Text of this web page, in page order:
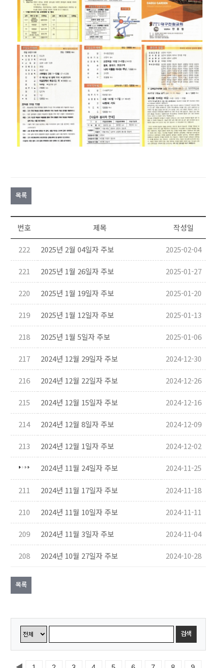
목록
번호 제목 작성일
222 2025년 2월 04일자 주보 2025-02-04
221 2025년 1월 26일자 주보 2025-01-27
220 2025년 1월 19일자 주보 2025-01-20
219 2025년 1월 12일자 주보 2025-01-13
218 2025년 1월 5일자 주보 2025-01-06
217 2024년 12월 29일자 주보 2024-12-30
216 2024년 12월 22일자 주보 2024-12-26
215 2024년 12월 15일자 주보 2024-12-16
214 2024년 12월 8일자 주보 2024-12-09
213 2024년 12월 1일자 주보 2024-12-02
2024년 11월 24일자 주보 2024-11-25
211 2024년 11월 17일자 주보 2024-11-18
210 2024년 11월 10일자 주보 2024-11-11
209 2024년 11월 3일자 주보 2024-11-04
208 2024년 10월 27일자 주보 2024-10-28
목록
검색